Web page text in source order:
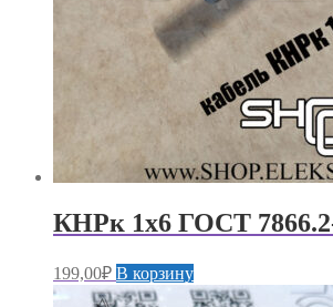
КНРк 1х6 ГОСТ
199,00₽ В корзину